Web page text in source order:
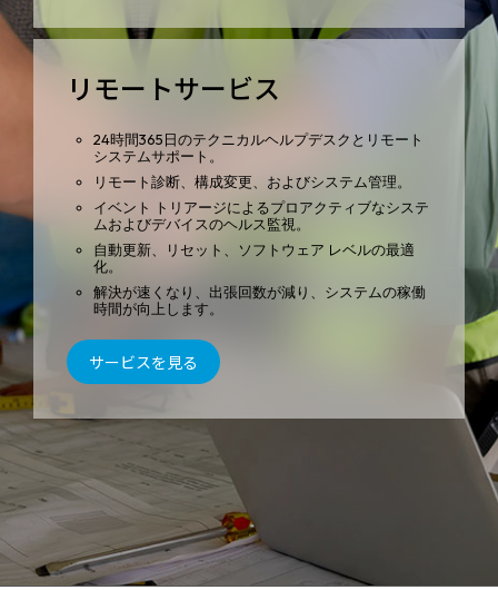
リモートサービス
24時間365日のテクニカルヘルプデスクとリモート
システムサポート。
リモート診断、構成変更、およびシステム管理。
イベント トリアージによるプロアクティブなシステ
ムおよびデバイスのヘルス監視。
自動更新、リセット、ソフトウェア レベルの最適
化。
解決が速くなり、出張回数が減り、システムの稼働
時間が向上します。
サービスを見る